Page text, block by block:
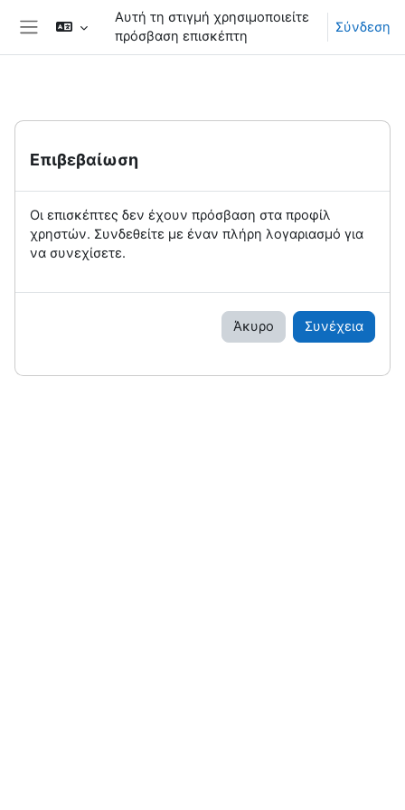
Μετάβαση στο κεντρικό περιεχόμενο
Πλευρικός πίνακας
Αυτή τη στιγμή χρησιμοποιείτε
πρόσβαση επισκέπτη
Σύνδεση
Επιβεβαίωση
Οι επισκέπτες δεν έχουν πρόσβαση στα προφίλ
χρηστών. Συνδεθείτε με έναν πλήρη λογαριασμό για
να συνεχίσετε.
Άκυρο Συνέχεια